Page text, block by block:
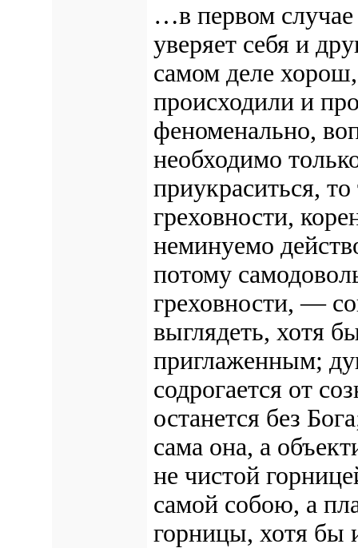
…в первом
уверяет себя и
самом деле
происходили и
феноменально,
необходимо
приукраситься,
греховности,
неминуемо
потому
греховности, —
выглядеть, хотя
приглаженным;
содрогается от
останется без
сама она, а
не чистой
самой собою, а
горницы, хотя бы